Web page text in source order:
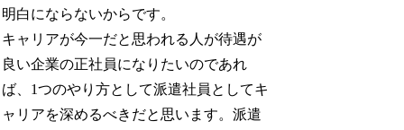
明白にならないからです。
キャリアが今一だと思われる人が待遇が
良い企業の正社員になりたいのであれ
ば、1つのやり方として派遣社員としてキ
ャリアを深めるべきだと思います。派遣